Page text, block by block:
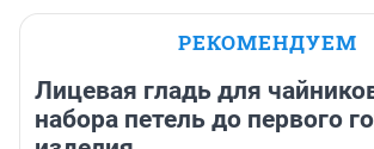
РЕКОМЕНДУЕМ
Лицевая гладь для
набора петель до первого